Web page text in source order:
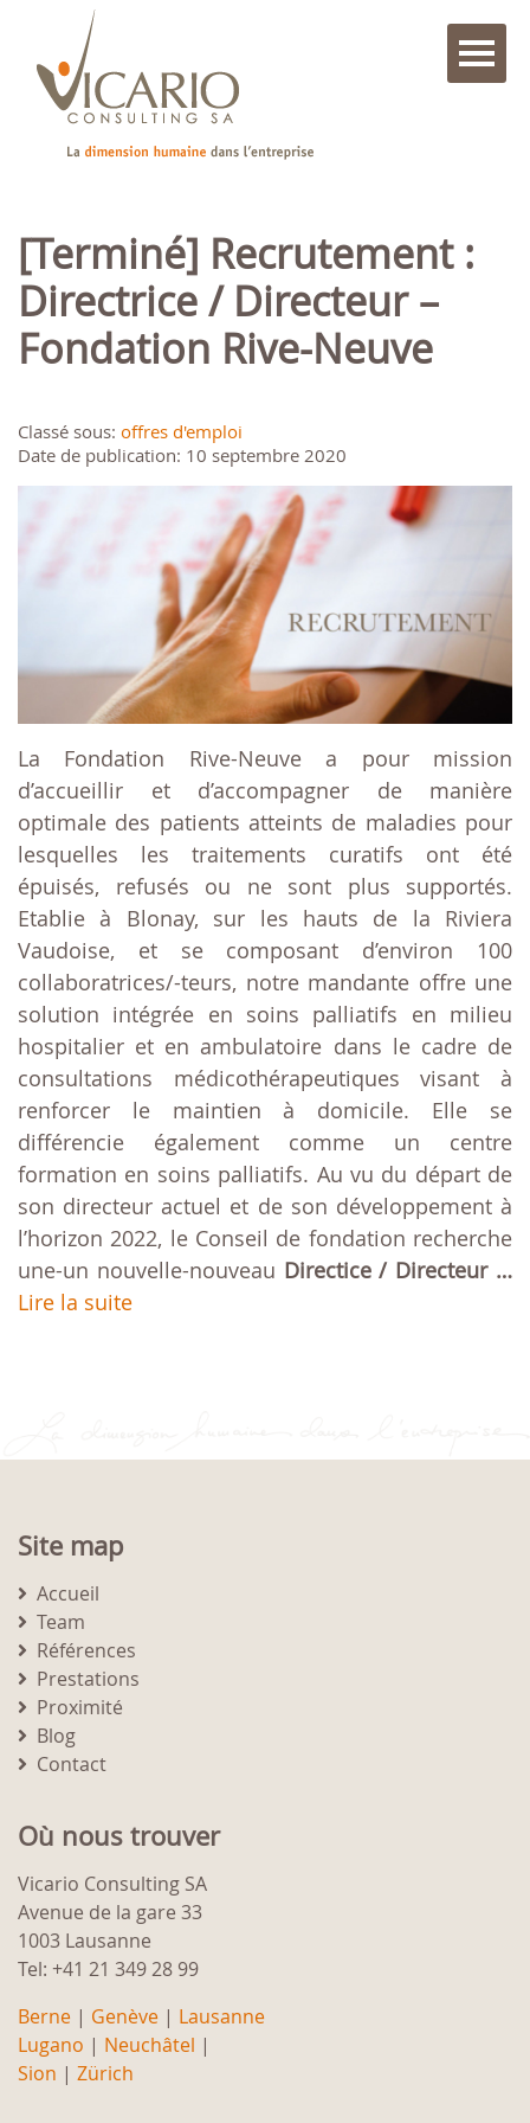
[Terminé] Recrutement :
Directrice / Directeur –
Fondation Rive-Neuve
Classé sous: offres d'emploi
Date de publication: 10 septembre 2020
La Fondation Rive-Neuve a pour mission
d’accueillir et d’accompagner de manière
optimale des patients atteints de maladies pour
lesquelles les traitements curatifs ont été
épuisés, refusés ou ne sont plus supportés.
Etablie à Blonay, sur les hauts de la Riviera
Vaudoise, et se composant d’environ 100
collaboratrices/-teurs, notre mandante offre une
solution intégrée en soins palliatifs en milieu
hospitalier et en ambulatoire dans le cadre de
consultations médicothérapeutiques visant à
renforcer le maintien à domicile. Elle se
différencie également comme un centre
formation en soins palliatifs. Au vu du départ de
son directeur actuel et de son développement à
l’horizon 2022, le Conseil de fondation recherche
une-un nouvelle-nouveau Directice / Directeur …
Lire la suite
Site map
Accueil
Team
Références
Prestations
Proximité
Blog
Contact
Où nous trouver
Vicario Consulting SA
Avenue de la gare 33
1003 Lausanne
Tel: +41 21 349 28 99
Berne | Genève | Lausanne
Lugano | Neuchâtel |
Sion | Zürich